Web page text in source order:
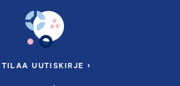
TILAA UUTISKIRJE ›